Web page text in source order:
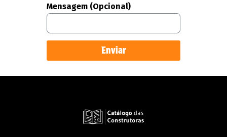
Mensagem (Opcional)
Enviar